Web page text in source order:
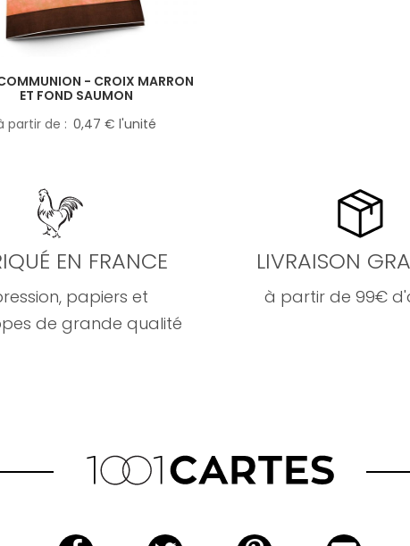
- CROIX MARRON
ET FOND SAUMON
partir de
0,47 € l'unité
EN FRANCE
papiers et
de grande qualité
LIVRAISON
à partir de 99€